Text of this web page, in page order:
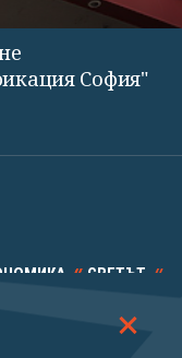
София"
СВЕТЪТ
КАЛЕЙДОСКОП